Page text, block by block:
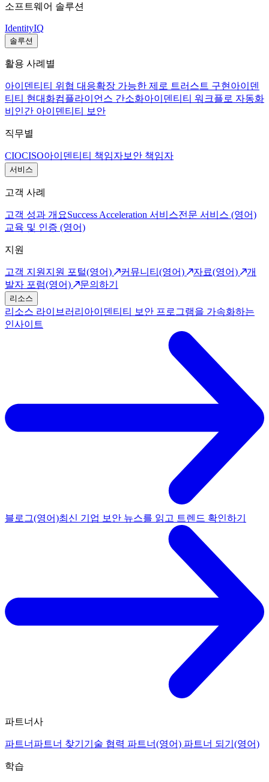
소프트웨어 솔루션
IdentityIQ
솔루션
활용 사례별
아이덴티티 위협 대응확장 가능한 제로 트러스트 구현 아이덴
티티 현대화컴플라이언스 간소화아이덴티티 워크플로 자동화
비인간 아이덴티티 보안
직무별
CIOCISO아이덴티티 책임자보안 책임자
서비스
고객 사례
고객 성과 개요Success Acceleration 서비스전문 서비스 (영어)
교육 및 인증 (영어)
지원
고객 지원 지원 포털(영어) 커뮤니티(영어) 자료(영어)
개
발자 포럼(영어)
문의하기
리소스
리소스 라이브러리 아이덴티티 보안 프로그램을 가속화하는
인사이트
블로그(영어)최신 기업 보안 뉴스를 읽고 트렌드 확인하기
파트너사
파트너 파트너 찾기 기술 협력 파트너(영어) 파트너 되기(영어)
학습